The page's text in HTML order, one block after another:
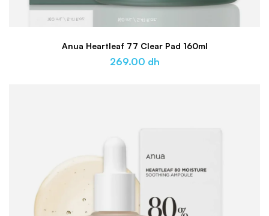
Anua Heartleaf 77 Clear Pad 160ml
269.00 dh